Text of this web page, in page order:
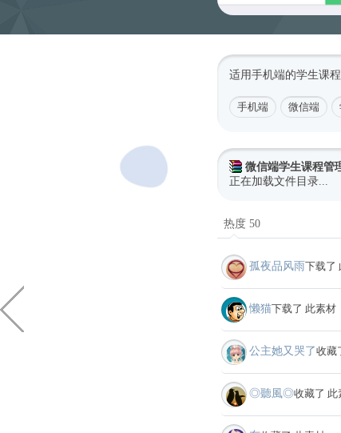
适用手机端的学生课
手机端 微信端
微信端学生课程管
正在加载文件目录...
热度 50
孤夜品风雨下载了
懒猫下载了 此素材
公主她又哭了收藏
◎聽風◎收藏了 此